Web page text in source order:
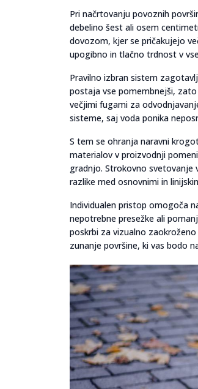
Pri načrtovanju povoznih
debelino šest ali osem
dovozom, kjer se pričakujejo
upogibno in tlačno trdnost v
Pravilno izbran sistem
postaja vse pomembnejši,
večjimi fugami za
sisteme, saj voda ponika
S tem se ohranja naravni
materialov v proizvodnji
gradnjo. Strokovno svetovanje
razlike med osnovnimi in
Individualen pristop omogoča
nepotrebne presežke ali
poskrbi za vizualno
zunanje površine, ki vas bodo